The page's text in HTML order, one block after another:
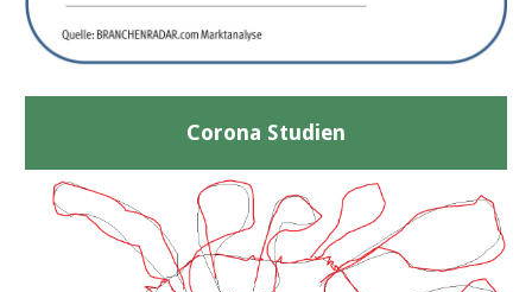
Corona Studien